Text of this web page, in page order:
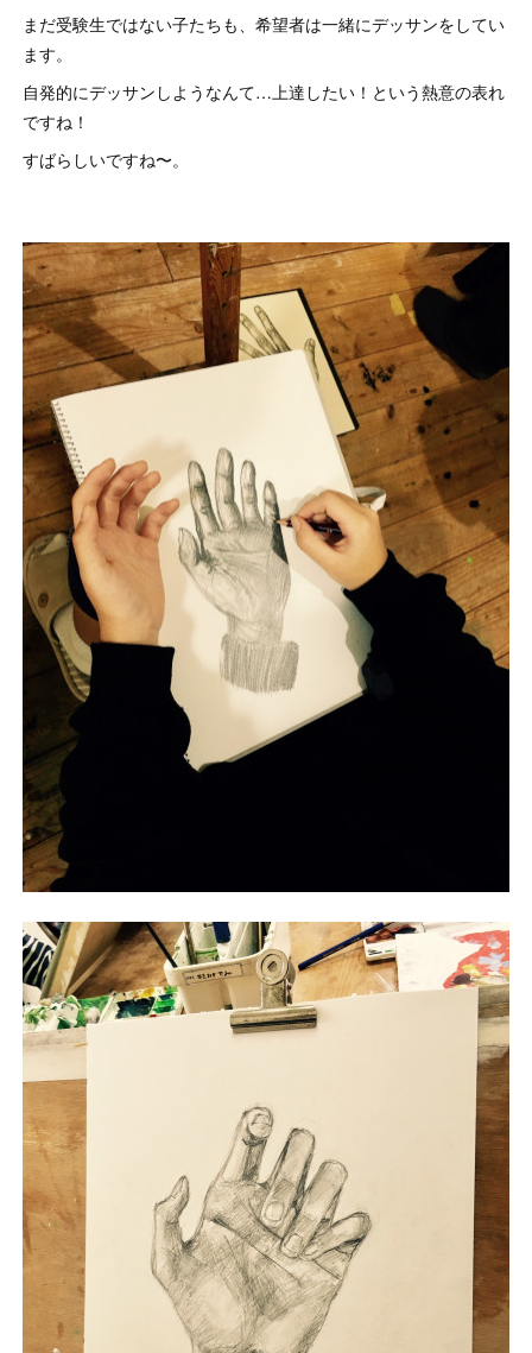
まだ受験生ではない子たちも、希望者は一緒にデッサンをしてい
ます。
自発的にデッサンしようなんて…上達したい！という熱意の表れ
ですね！
すばらしいですね〜。